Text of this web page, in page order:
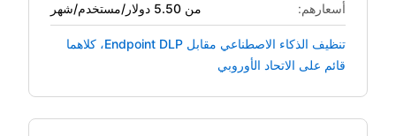
أسعارهم: من 5.50 دولار/مستخدم/شهر
تنظيف الذكاء الاصطناعي مقابل Endpoint DLP، كلاهما
قائم على الاتحاد الأوروبي